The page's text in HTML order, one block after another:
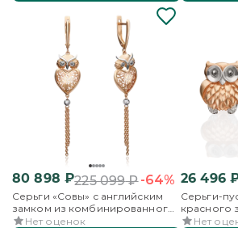
80 898 ₽225 099₽-64%
Серьги «Совы» с английским
замком из комбинированного
золота
Нет оценок
26 496
Серьги-
красного
Нет